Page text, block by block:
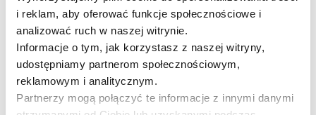
i reklam, aby oferować funkcje społecznościowe i
analizować ruch w naszej witrynie.
Informacje o tym, jak korzystasz z naszej witryny,
udostępniamy partnerom społecznościowym,
reklamowym i analitycznym.
Partnerzy mogą połączyć te informacje z innymi danymi